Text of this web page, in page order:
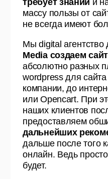
требует знаний и
массу пользы от
не всегда имеют
Мы digital агентство
Media создаем
абсолютно разных
wordpress для сайта
компании, до
или Opencart. При
наших клиентов
предоставляем
дальнейших
дальше после того
онлайн. Ведь
будет.